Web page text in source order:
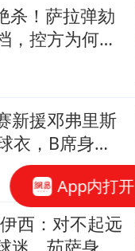
杀！萨拉弹劾
，控方为何陷
新援邓弗里斯
衣，B席身披
西：对不起远
App内打开